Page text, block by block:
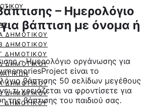
ΔΗΜΟΤΙΚΟΎ
ΔΗΜΟΤΙΚΟΎ
ΔΗΜΟΤΙΚΟΎ
ΔΗΜΟΤΙΚΟΎ
ΔΗΜΟΤΙΚΟΎ
ΔΗΜΟΤΙΚΟΎ
ΔΗΜΟΤΙΚΟΎ
– Ημερολόγιο
βάπτιση με όνομα ή
– Ημερολόγιο οργάνωσης για
είναι το
βάπτισης 50 σελίδων μεγέθους
τι χρειάζεται να φροντίσετε για
βάπτισης του παιδιού σας.